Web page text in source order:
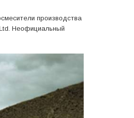
производства
Неофициальный